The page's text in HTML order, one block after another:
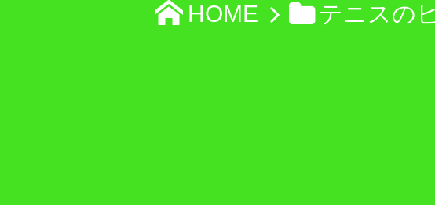
HOME テニスの